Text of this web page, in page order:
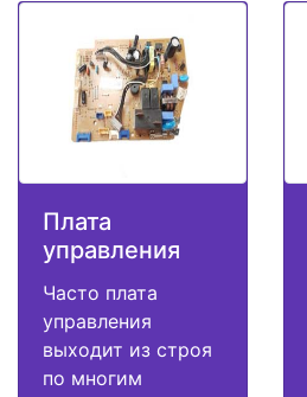
Плата
управления
Часто плата
управления
выходит из строя
по многим